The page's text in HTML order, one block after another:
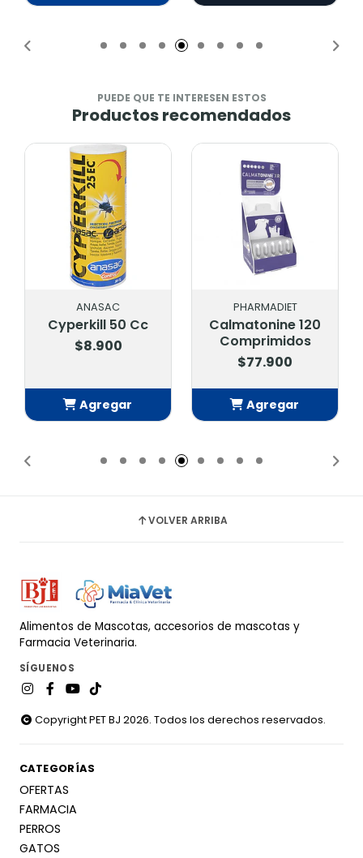
PUEDE QUE TE INTERESEN ESTOS
Productos recomendados
ANASAC
Cyperkill 50 Cc
$8.900
Agregar
PHARMADIET
Calmatonine 120
Comprimidos
$77.900
Agregar
VOLVER ARRIBA
Alimentos de Mascotas, accesorios de mascotas y
Farmacia Veterinaria.
SÍGUENOS
Copyright PET BJ 2026. Todos los derechos reservados.
CATEGORÍAS
OFERTAS
FARMACIA
PERROS
GATOS